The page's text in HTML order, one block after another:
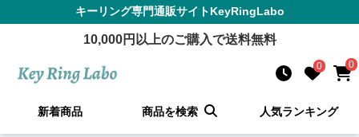
キーリング専門通販サイトKeyRingLabo
10,000円以上のご購入で送料無料
0 0
新着商品 商品を検索 人気ランキング